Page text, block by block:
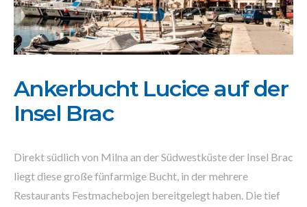
Ankerbucht Lucice auf der
Insel Brac
Direkt südlich von Milna an der Südwestküste der Insel Brac
liegt diese große fünfarmige Bucht, in der mehrere
Restaurants Festmachebojen bereitgelegt haben. Die tief